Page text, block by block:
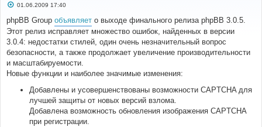
С
о
б
щ
е
н
и
01.06.2009 17:40
phpBB Group объявляет о выходе финального релиза phpBB 3.0.5.
Этот релиз исправляет множество ошибок, найденных в версии
3.0.4: недостатки стилей, один очень незначительный вопрос
безопасности, а также продолжает увеличение производительности
и масштабируемости.
Новые функции и наиболее значимые изменения:
Добавлены и усовершенствованы возможности CAPTCHA для
лучшей защиты от новых версий взлома.
Добавлена возможность обновления изображения CAPTCHA
при регистрации.